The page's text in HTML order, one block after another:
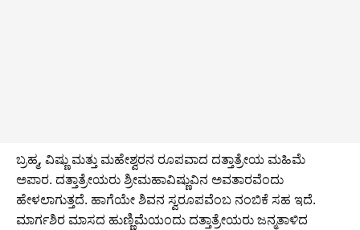
ಬ್ರಹ್ಮ, ವಿಷ್ಣು ಮತ್ತು ಮಹೇಶ್ವರನ ರೂಪವಾದ ದತ್ತಾತ್ರೇಯ ಮಹಿಮೆ
ಅಪಾರ. ದತ್ತಾತ್ರೇಯರು ಶ್ರೀಮಹಾವಿಷ್ಣುವಿನ ಅವತಾರವೆಂದು
ಹೇಳಲಾಗುತ್ತದೆ. ಹಾಗೆಯೇ ಶಿವನ ಸ್ವರೂಪವೆಂಬ ನಂಬಿಕೆ ಸಹ ಇದೆ.
ಮಾರ್ಗಶಿರ ಮಾಸದ ಹುಣ್ಣಿಮೆಯಂದು ದತ್ತಾತ್ರೇಯರು ಜನ್ಮತಾಳಿದ